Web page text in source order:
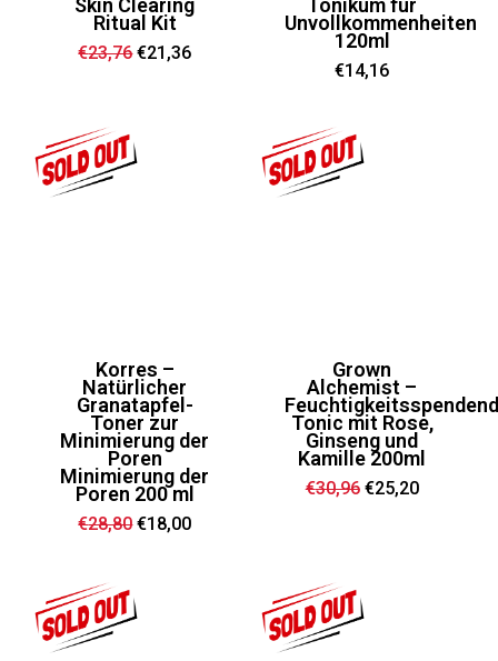
Skin Clearing
Ritual Kit
€23,76Ursprünglicher
Preis
€21,36Aktueller
Tonikum für
Unvollkommenheiten
120ml
€14,16
Korres –
Natürlicher
Granatapfel-
Toner zur
Minimierung der
Poren
Minimierung der
Poren 200 ml
€28,80Ursprünglicher
Preis
€18,00Aktueller
Grown
Alchemist –
Tonic mit Rose,
Ginseng und
Kamille 200ml
€30,96 Ursprünglicher
Preis
€25,20Aktueller